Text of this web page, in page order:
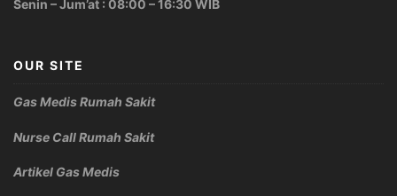
Senin – Jum’at : 08:00 – 16:30 WIB
OUR SITE
Gas Medis Rumah Sakit
Nurse Call Rumah Sakit
Artikel Gas Medis